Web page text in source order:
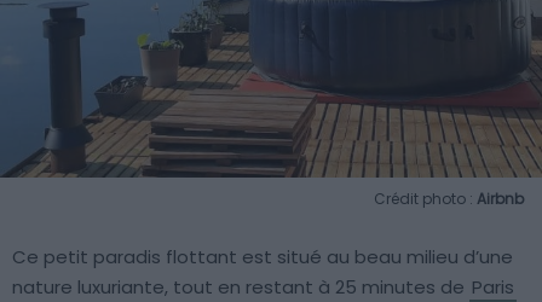
Crédit photo : Airbnb
Ce petit paradis flottant est situé au beau milieu d’une
nature luxuriante, tout en restant à 25 minutes de Paris